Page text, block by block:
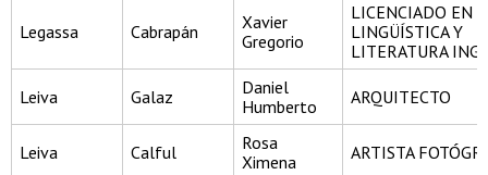
Legassa Cabrapán
Xavier
Gregorio
LICENCIADO EN
LINGÜÍSTICA Y
LITERATURA
Leiva Galaz
Daniel
Humberto
ARQUITECTO
Leiva Calful
Rosa
Ximena
ARTISTA